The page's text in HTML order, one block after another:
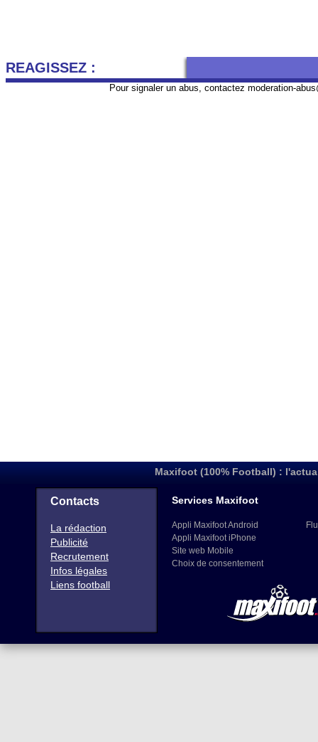
REAGISSEZ :
Pour signaler un abus, contactez moderation-
Maxifoot (100% Football) :
Contacts
La rédaction
Publicité
Recrutement
Infos légales
Liens football
Services Maxifoot
Appli Maxifoot Android
Appli Maxifoot iPhone
Site web Mobile
Choix de consentement